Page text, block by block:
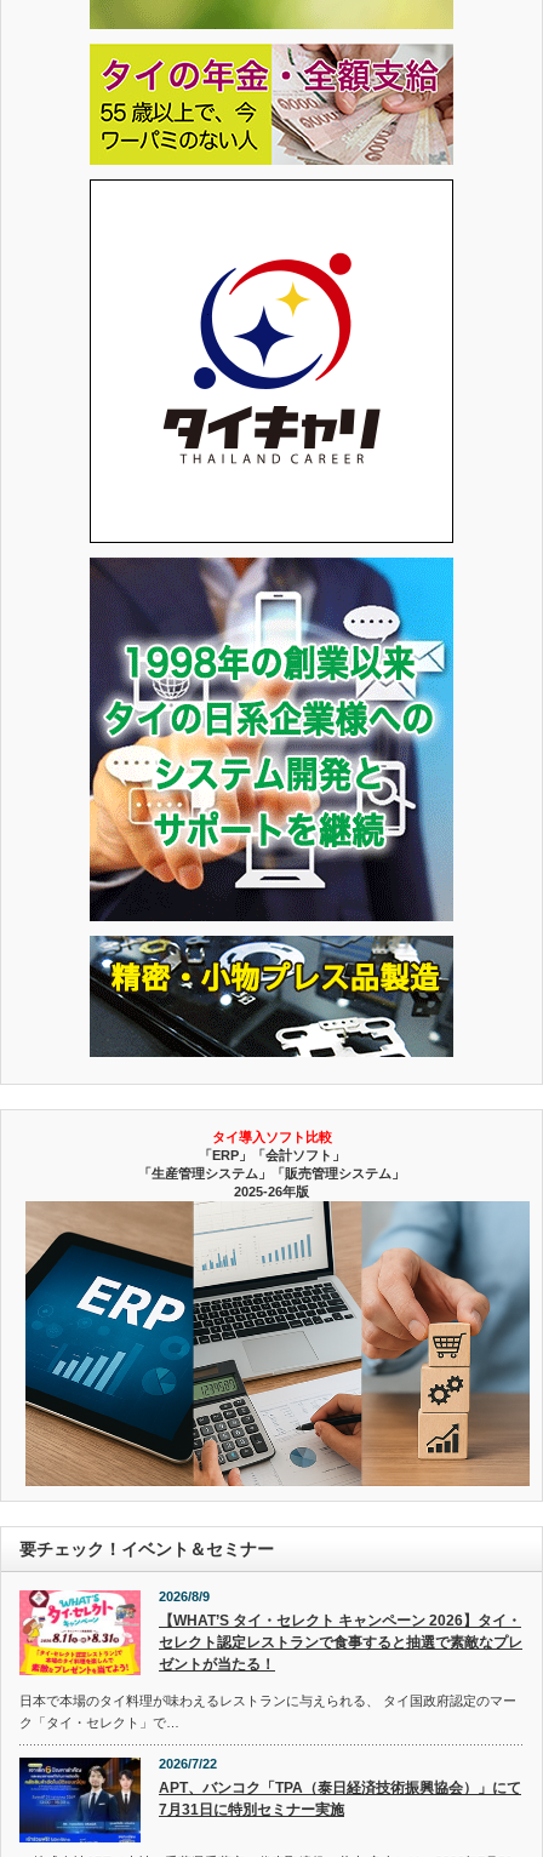
タイ導入ソフト比較
「ERP」「会計ソフト」
「生産管理システム」「販売管理システム」
2025-26年版
要チェック！イベント＆セミナー
2026/8/9
【WHAT’S タイ・セレクト キャンペーン 2026】タイ・
セレクト認定レストランで食事すると抽選で素敵なプレ
ゼントが当たる！
日本で本場のタイ料理が味わえるレストランに与えられる、 タイ国政府認定のマー
ク「タイ・セレクト」で…
2026/7/22
APT、バンコク「TPA（泰日経済技術振興協会）」にて
7月31日に特別セミナー実施